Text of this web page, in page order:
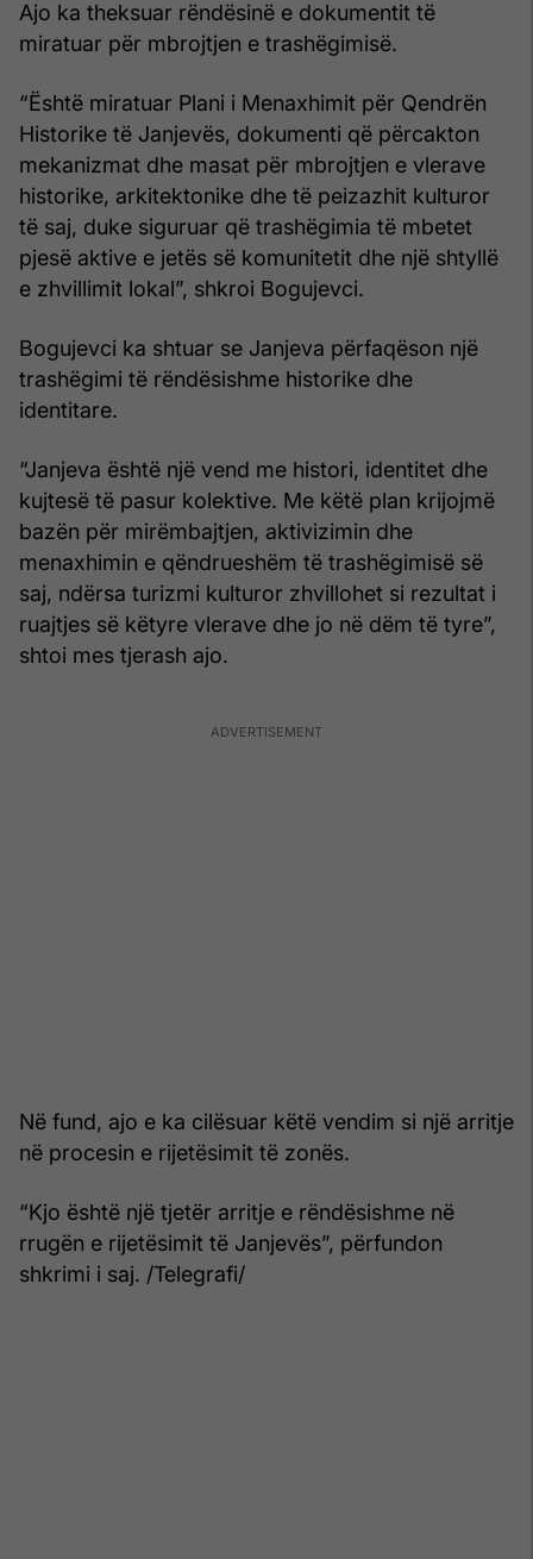
Ajo ka theksuar rëndësinë e dokumentit të
miratuar për mbrojtjen e trashëgimisë.
“Është miratuar Plani i Menaxhimit për Qendrën
Historike të Janjevës, dokumenti që përcakton
mekanizmat dhe masat për mbrojtjen e vlerave
historike, arkitektonike dhe të peizazhit kulturor
të saj, duke siguruar që trashëgimia të mbetet
pjesë aktive e jetës së komunitetit dhe një shtyllë
e zhvillimit lokal”, shkroi Bogujevci.
Bogujevci ka shtuar se Janjeva përfaqëson një
trashëgimi të rëndësishme historike dhe
identitare.
“Janjeva është një vend me histori, identitet dhe
kujtesë të pasur kolektive. Me këtë plan krijojmë
bazën për mirëmbajtjen, aktivizimin dhe
menaxhimin e qëndrueshëm të trashëgimisë së
saj, ndërsa turizmi kulturor zhvillohet si rezultat i
ruajtjes së këtyre vlerave dhe jo në dëm të tyre”,
shtoi mes tjerash ajo.
Në fund, ajo e ka cilësuar këtë vendim si një arritje
në procesin e rijetësimit të zonës.
“Kjo është një tjetër arritje e rëndësishme në
rrugën e rijetësimit të Janjevës”, përfundon
shkrimi i saj. /Telegrafi/